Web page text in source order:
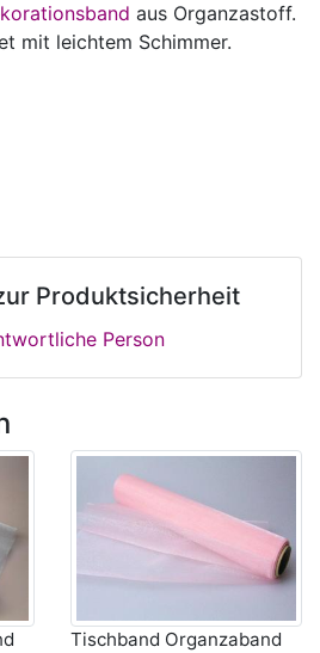
aus Organzastoff.
mit leichtem Schimmer.
Produktsicherheit
Person
Tischband Organzaband